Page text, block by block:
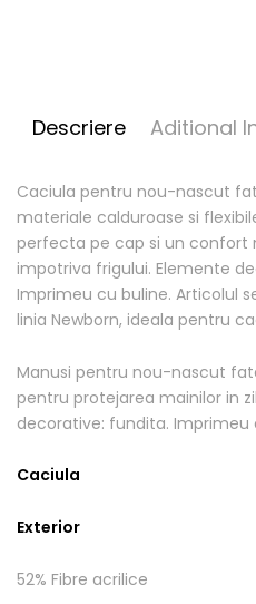
Descriere Aditional
Caciula pentru nou-nascut
materiale calduroase si
perfecta pe cap si un confort
impotriva frigului. Elemente
Imprimeu cu buline. Articolul
linia Newborn, ideala pentru
Manusi pentru nou-nascut
pentru protejarea mainilor in
decorative: fundita. Imprimeu
Caciula
Exterior
52% Fibre acrilice